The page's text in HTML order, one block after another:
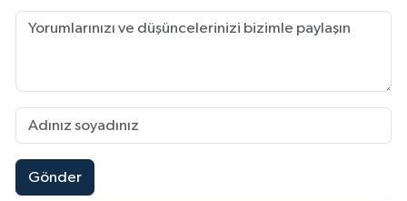
Gönder